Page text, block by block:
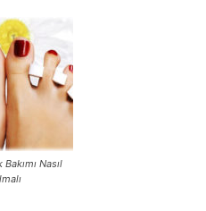
Bakımı Nasıl